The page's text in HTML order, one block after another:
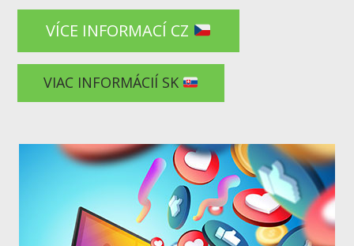
VÍCE INFORMACÍ CZ
VIAC INFORMÁCIÍ SK